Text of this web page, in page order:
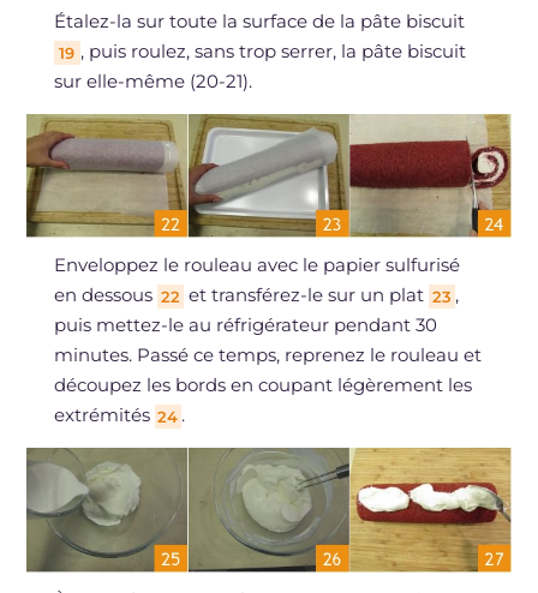
Étalez-la sur toute la surface de la pâte biscuit
19 , puis roulez, sans trop serrer, la pâte biscuit
sur elle-même (20-21).
Enveloppez le rouleau avec le papier sulfurisé
en dessous 22 et transférez-le sur un plat 23 ,
puis mettez-le au réfrigérateur pendant 30
minutes. Passé ce temps, reprenez le rouleau et
découpez les bords en coupant légèrement les
extrémités 24 .